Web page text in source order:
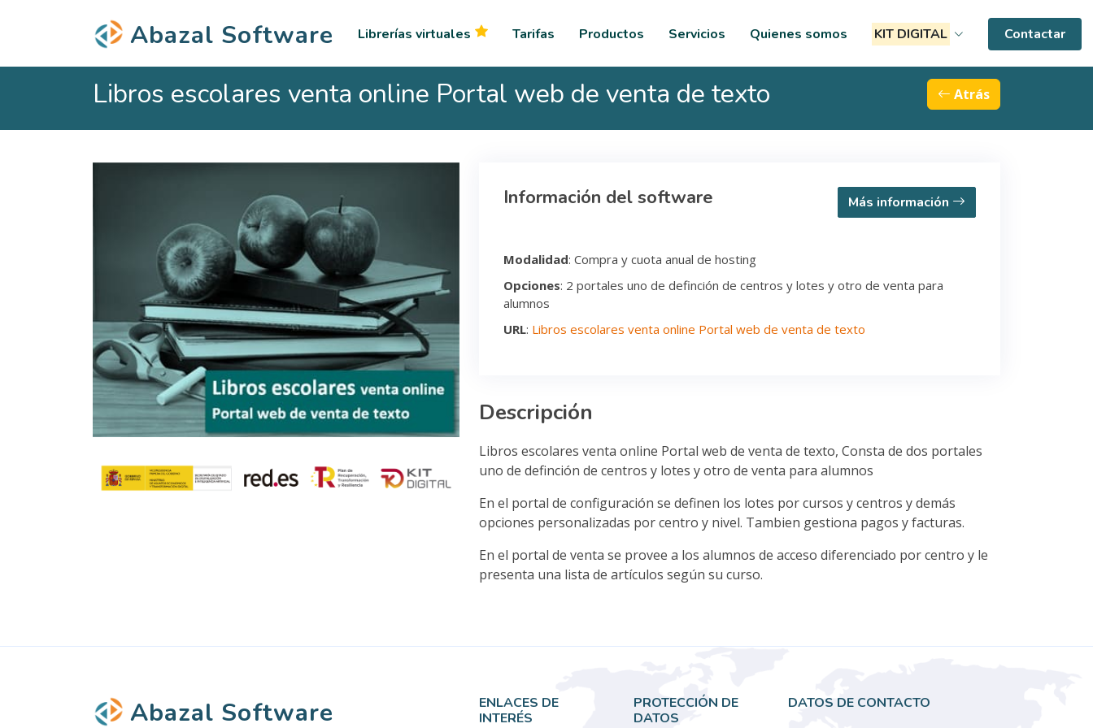
Abazal Software Librerías virtuales Tarifas Productos Servicios Quienes somos KIT DIGITAL Contactar
Libros escolares venta online Portal web de venta de texto Atrás
Información del software Más información
Modalidad: Compra y cuota anual de hosting
Opciones: 2 portales uno de definción de centros y lotes y otro de venta para
alumnos
URL: Libros escolares venta online Portal web de venta de texto
Descripción
Libros escolares venta online Portal web de venta de texto, Consta de dos portales
uno de definción de centros y lotes y otro de venta para alumnos
En el portal de configuración se definen los lotes por cursos y centros y demás
opciones personalizadas por centro y nivel. Tambien gestiona pagos y facturas.
En el portal de venta se provee a los alumnos de acceso diferenciado por centro y le
presenta una lista de artículos según su curso.
Abazal Software
ENLACES DE
INTERÉS
PROTECCIÓN DE
DATOS
DATOS DE CONTACTO